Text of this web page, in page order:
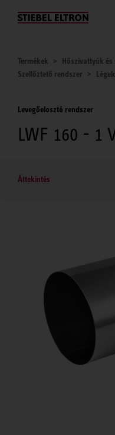
Hírek
Termékek
Hőszivattyúk és
Szellőztető rendszer
Levegőelosztó rendszer
LWF 160 - 1
Áttekintés